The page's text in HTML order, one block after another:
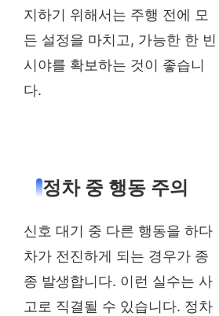
지하기 위해서는 주행 전에 모
든 설정을 마치고, 가능한 한 빈
시야를 확보하는 것이 좋습니
다.
정차 중 행동 주의
신호 대기 중 다른 행동을 하다
차가 전진하게 되는 경우가 종
종 발생합니다. 이런 실수는 사
고로 직결될 수 있습니다. 정차